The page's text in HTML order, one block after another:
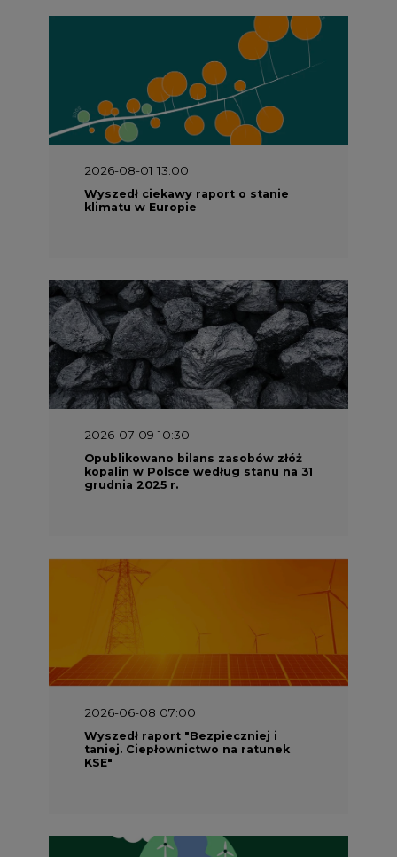
2026-08-01 13:00
Wyszedł ciekawy raport o stanie
klimatu w Europie
2026-07-09 10:30
Opublikowano bilans zasobów złóż
kopalin w Polsce według stanu na 31
grudnia 2025 r.
2026-06-08 07:00
Wyszedł raport "Bezpieczniej i
taniej. Ciepłownictwo na ratunek
KSE"